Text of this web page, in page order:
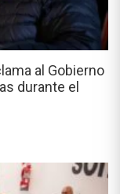
al Gobierno
durante el